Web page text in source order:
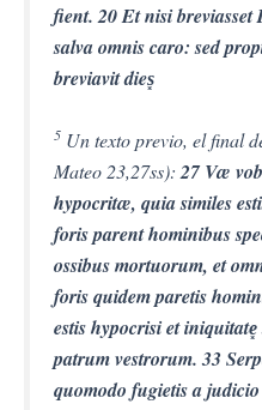
fient. 20 Et nisi
salva omnis caro: sed
breviavit dies͙
5 Un texto previo, el final
Mateo 23,27ss): 27 Væ
hypocritæ, quia similes
foris parent hominibus
ossibus mortuorum, et
foris quidem paretis
estis hypocrisi et
patrum vestrorum. 33
quomodo fugietis a